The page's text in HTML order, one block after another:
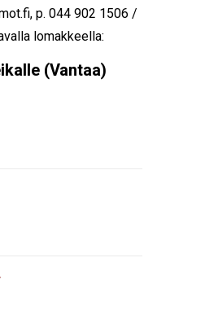
p. 044 902 1506 /
lomakkeella:
(Vantaa)